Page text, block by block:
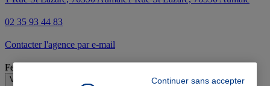
02 35 93 44 83
Contacter l'agence par e-mail
Fermé
Voir les horaires Continuer sans accepter